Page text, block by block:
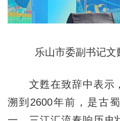
乐山市委副书记
文甦在致辞中表示
溯到2600年前，是古